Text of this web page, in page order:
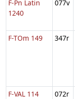
F-Pn Latin
1240
077v
F-TOm 149
347r
F-VAL 114 072r